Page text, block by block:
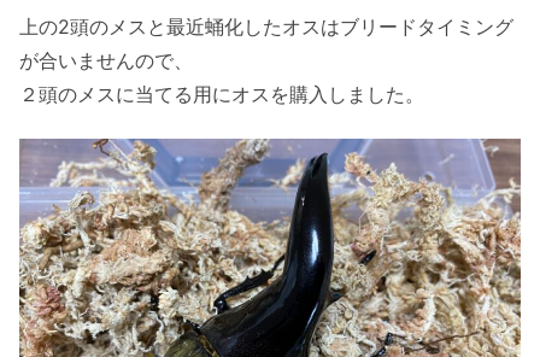
上の2頭のメスと最近蛹化したオスはブリードタイミング
が合いませんので、
２頭のメスに当てる用にオスを購入しました。